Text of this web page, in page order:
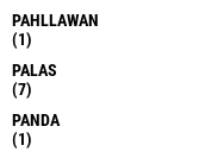
PAHLLAWAN
(1)
PALAS
(7)
PANDA
(1)